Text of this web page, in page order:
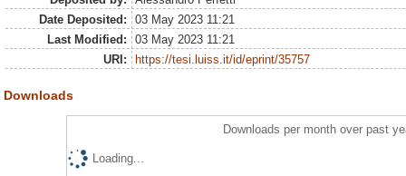
Date Deposited:
03 May 2023 11:21
Last Modified:
03 May 2023 11:21
URI:
https://tesi.luiss.it/id/eprint/35757
Downloads
Downloads per month over past
Loading...